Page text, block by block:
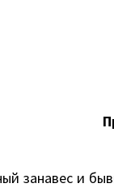
занавес и